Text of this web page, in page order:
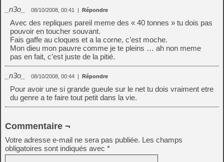
_n3o_ 08/10/2008, 00:41 | Répondre
Avec des repliques pareil meme des « 40 tonnes » tu dois pas
pouvoir en toucher souvant.
Fais gaffe au cloques et a la corne, c’est moche.
Mon dieu mon pauvre comme je te pleins … ah non meme
pas en fait, c’est juste de la pitié.
_n3o_ 08/10/2008, 00:44 | Répondre
Pour avoir une si grande gueule sur le net tu dois vraiment etre
du genre a te faire tout petit dans la vie.
Commentaire ¬
Votre adresse e-mail ne sera pas publiée. Les champs
obligatoires sont indiqués avec *